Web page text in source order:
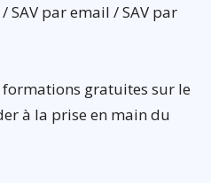
SAV par email / SAV par
gratuites sur le
à la prise en main du